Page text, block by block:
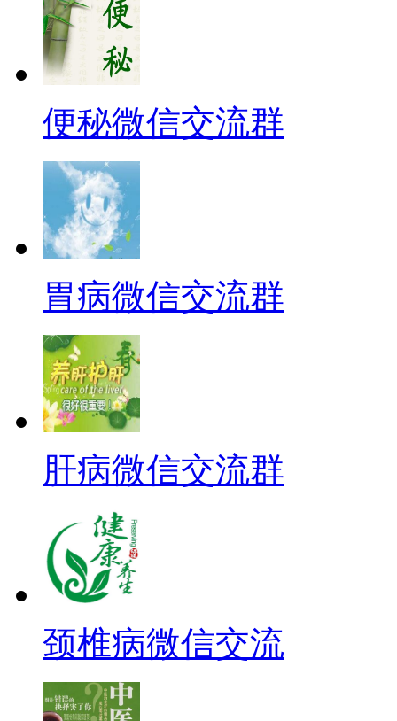
便秘微信交流群
胃病微信交流群
肝病微信交流群
颈椎病微信交流